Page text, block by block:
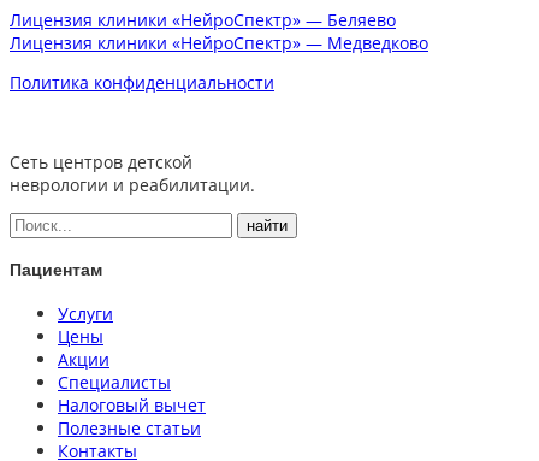
Лицензия клиники «НейроСпектр» — Беляево
Лицензия клиники «НейроСпектр» — Медведково
Политика конфиденциальности
Сеть центров детской
неврологии и реабилитации.
Пациентам
Услуги
Цены
Акции
Специалисты
Налоговый вычет
Полезные статьи
Контакты